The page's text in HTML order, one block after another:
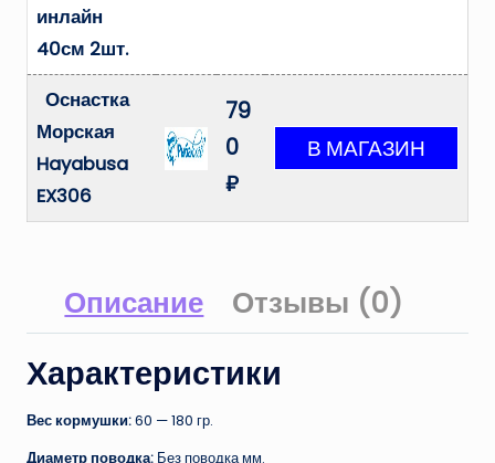
инлайн
40см 2шт.
Оснастка
Морская
Hayabusa
EX306
79
0
₽
Описание Отзывы (0)
Характеристики
Вес кормушки:60 — 180 гр.
Диаметр поводка: Без поводка мм.